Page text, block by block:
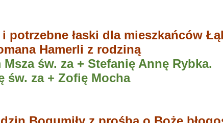
potrzebne łaski dla mieszkańców
Hamerli z rodziną
św. za + Stefanię Annę Rybka.
św. za + Zofię Mocha